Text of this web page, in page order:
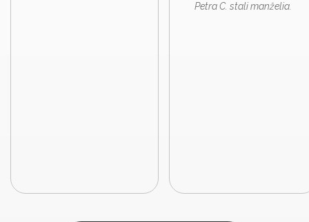
Petra C. stali manželia.